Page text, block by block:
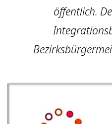
öffentlich.